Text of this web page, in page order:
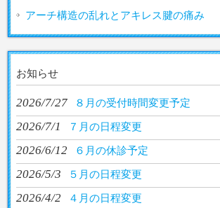
アーチ構造の乱れとアキレス腱の痛み
お知らせ
2026/7/27 ８月の受付時間変更予定
2026/7/1 ７月の日程変更
2026/6/12 ６月の休診予定
2026/5/3 ５月の日程変更
2026/4/2 ４月の日程変更